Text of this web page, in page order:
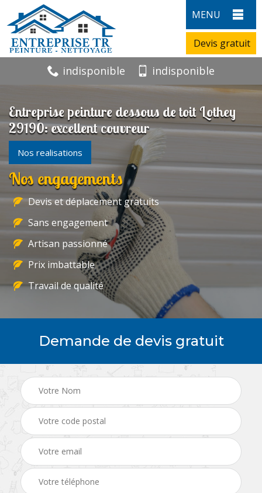
MENU
Devis gratuit
indisponible indisponible
Entreprise peinture dessous de toit Lothey
29190: excellent couvreur
Nos realisations
Nos engagements
Devis et déplacement gratuits
Sans engagement
Artisan passionné
Prix imbattable
Travail de qualité
Demande de devis gratuit